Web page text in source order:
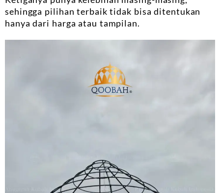
sehingga pilihan terbaik tidak bisa ditentukan
hanya dari harga atau tampilan.